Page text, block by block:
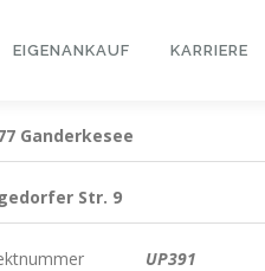
EIGENANKAUF KARRIERE
Ganderkesee
Str. 9
UP391